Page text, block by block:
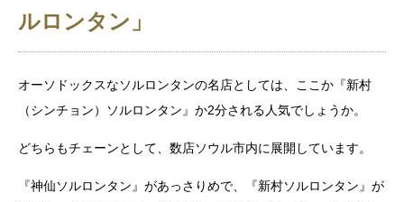
ルロンタン」
オーソドックスなソルロンタンの名店としては、ここか『新村
（シンチョン）ソルロンタン』か2分される人気でしょうか。
どちらもチェーンとして、数店ソウル市内に展開しています。
『神仙ソルロンタン』があっさりめで、『新村ソルロンタン』が